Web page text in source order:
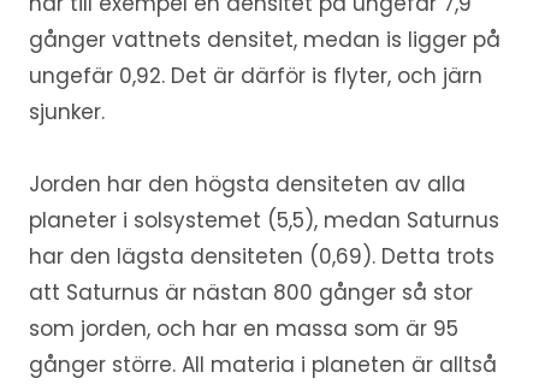
gånger vattnets densitet, medan is ligger på
ungefär 0,92. Det är därför is flyter, och järn
sjunker.
Jorden har den högsta densiteten av alla
planeter i solsystemet (5,5), medan Saturnus
har den lägsta densiteten (0,69). Detta trots
att Saturnus är nästan 800 gånger så stor
som jorden, och har en massa som är 95
gånger större. All materia i planeten är alltså